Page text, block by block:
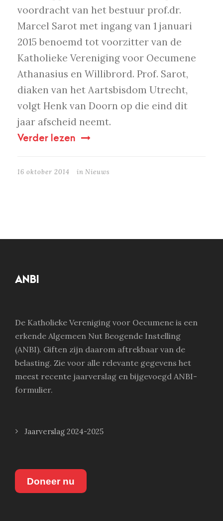
voordracht van het bestuur prof.dr.
Marcel Sarot met ingang van 1 januari
2015 benoemd tot voorzitter van de
Katholieke Vereniging voor Oecumene
Athanasius en Willibrord. Prof. Sarot,
diaken van het Aartsbisdom Utrecht,
volgt Henk van Doorn op die eind dit
jaar afscheid neemt.
Verder lezen
16 oktober 2014 in Nieuws
ANBI
De Katholieke Vereniging voor Oecumene is een
erkende Algemeen Nut Beogende Instelling
(ANBI). Giften zijn daarom aftrekbaar van de
belasting. Zie voor alle relevante gegevens het
meest recente jaarverslag en bijgevoegd ANBI-
formulier.
Jaarverslag 2024-2025
Doneer nu